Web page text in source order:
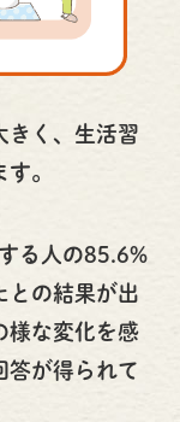
きく、生活習
。
る人の85.6%
との結果が出
様な変化を感
答が得られて